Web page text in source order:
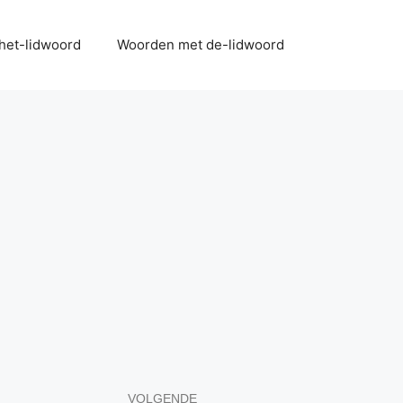
lidwoord Woorden met de-lidwoord
VOLGENDE